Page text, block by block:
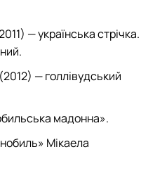
— українська стрічка.
— голлівудський
мадонна».
Мікаела